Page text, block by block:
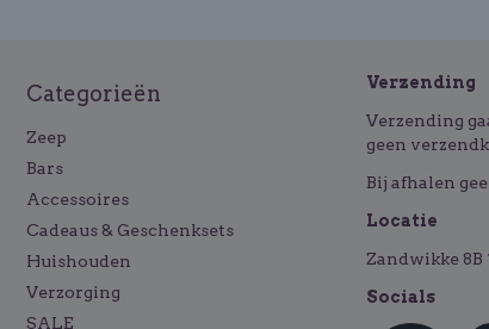
Categorieën
Zeep
Bars
Accessoires
Cadeaus & Geschenksets
Huishouden
Verzorging
SALE
Verzending
Verzending
geen
Bij afhalen
Locatie
Zandwikke
Socials